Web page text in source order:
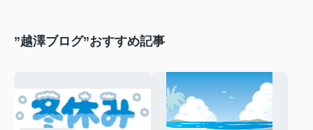
”越澤ブログ”おすすめ記事